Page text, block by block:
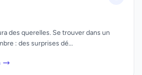
des querelles. Se trouver dans un
: des surprises dé...